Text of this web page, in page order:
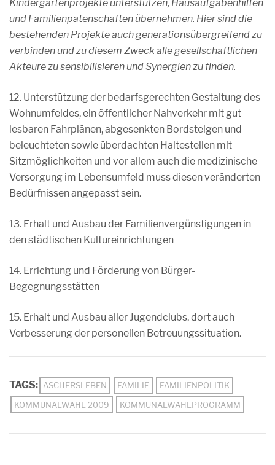
Kindergartenprojekte unterstützen, Hausaufgabenhilfen
und Familienpatenschaften übernehmen. Hier sind die
bestehenden Projekte auch generationsübergreifend zu
verbinden und zu diesem Zweck alle gesellschaftlichen
Akteure zu sensibilisieren und Synergien zu finden.
12. Unterstützung der bedarfsgerechten Gestaltung des
Wohnumfeldes, ein öffentlicher Nahverkehr mit gut
lesbaren Fahrplänen, abgesenkten Bordsteigen und
beleuchteten sowie überdachten Haltestellen mit
Sitzmöglichkeiten und vor allem auch die medizinische
Versorgung im Lebensumfeld muss diesen veränderten
Bedürfnissen angepasst sein.
13. Erhalt und Ausbau der Familienvergünstigungen in
den städtischen Kultureinrichtungen
14. Errichtung und Förderung von Bürger-
Begegnungsstätten
15. Erhalt und Ausbau aller Jugendclubs, dort auch
Verbesserung der personellen Betreuungssituation.
TAGS: ASCHERSLEBEN FAMILIE
FAMILIENPOLITIK
KOMMUNALWAHL 2009
KOMMUNALWAHLPROGRAMM